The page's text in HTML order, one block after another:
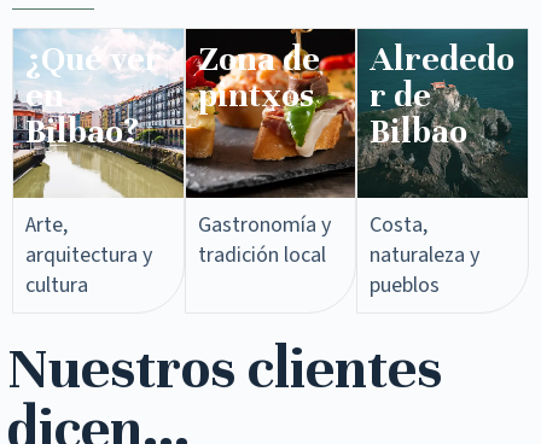
¿Qué ver
en
Bilbao?
Arte,
arquitectura y
cultura
Zona de
pintxos​
Gastronomía y
tradición local
Alrededo
r de
Bilbao
Costa,
naturaleza y
pueblos
Nuestros clientes
dicen...